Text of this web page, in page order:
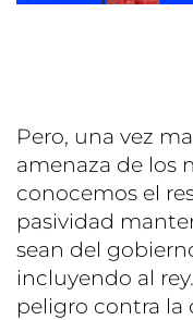
Pero, una vez
amenaza de los
conocemos el
pasividad
sean del
incluyendo al
peligro contra la